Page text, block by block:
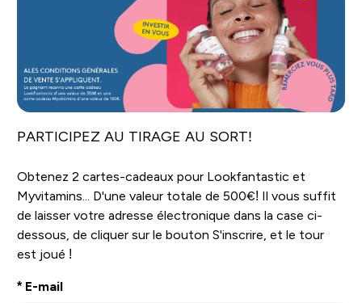
PARTICIPEZ AU TIRAGE AU SORT!
Obtenez 2 cartes-cadeaux pour Lookfantastic et
Myvitamins... D'une valeur totale de 500€! Il vous suffit
de laisser votre adresse électronique dans la case ci-
dessous, de cliquer sur le bouton S'inscrire, et le tour
est joué !
E-mail